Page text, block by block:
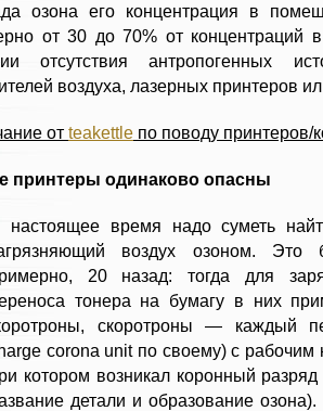
озона его концентрация в
от 30 до 70% от концентраций
отсутствия антропогенных
воздуха, лазерных принтеров
от teakettle по поводу принтеров/
принтеры одинаково опасны
настоящее время надо суметь
воздух озоном. Это
20 назад: тогда для
тонера на бумагу в них
скоротроны — каждый
corona unit по своему) с
котором возникал коронный
детали и образование